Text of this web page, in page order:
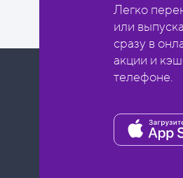
Легко
или
сразу в
акции и
телефоне.